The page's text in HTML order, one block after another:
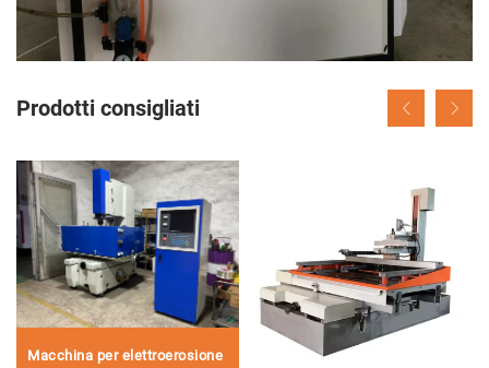
Prodotti consigliati
Macchina per elettroerosione